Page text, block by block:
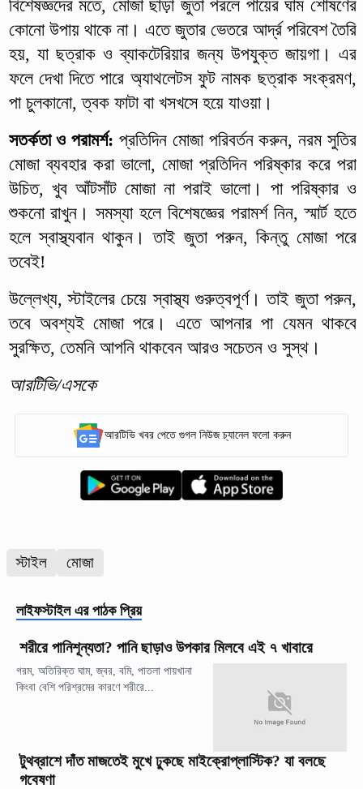
বিশেষজ্ঞদের মতে, মোজা ছাড়া জুতা পরলে পায়ের ঘাম শোষণের
কোনো উপায় থাকে না। এতে জুতার ভেতরে আর্দ্র পরিবেশ তৈরি
হয়, যা ছত্রাক ও ব্যাকটেরিয়ার জন্য উপযুক্ত জায়গা। এর
ফলে দেখা দিতে পারে অ্যাথলেটস ফুট নামক ছত্রাক সংক্রমণ,
পা চুলকানো, ত্বক ফাটা বা খসখসে হয়ে যাওয়া।
সতর্কতা ও পরামর্শ: প্রতিদিন মোজা পরিবর্তন করুন, নরম সুতির
মোজা ব্যবহার করা ভালো, মোজা প্রতিদিন পরিষ্কার করে পরা
উচিত, খুব আঁটসাঁট মোজা না পরাই ভালো। পা পরিষ্কার ও
শুকনো রাখুন। সমস্যা হলে বিশেষজ্ঞের পরামর্শ নিন, স্মার্ট হতে
হলে স্বাস্থ্যবান থাকুন। তাই জুতা পরুন, কিন্তু মোজা পরে
তবেই!
উল্লেখ্য, স্টাইলের চেয়ে স্বাস্থ্য গুরুত্বপূর্ণ। তাই জুতা পরুন,
তবে অবশ্যই মোজা পরে। এতে আপনার পা যেমন থাকবে
সুরক্ষিত, তেমনি আপনি থাকবেন আরও সচেতন ও সুস্থ।
আরটিভি/এসকে
আরটিভি খবর পেতে গুগল নিউজ চ্যানেল ফলো করুন
স্টাইল মোজা
লাইফস্টাইল এর পাঠক প্রিয়
শরীরে পানিশূন্যতা? পানি ছাড়াও উপকার মিলবে এই ৭ খাবারে
গরম, অতিরিক্ত ঘাম, জ্বর, বমি, পাতলা পায়খানা
কিংবা বেশি পরিশ্রমের কারণে শরীরে...
টুথব্রাশে দাঁত মাজতেই মুখে ঢুকছে মাইক্রোপ্লাস্টিক? যা বলছে
গবেষণা